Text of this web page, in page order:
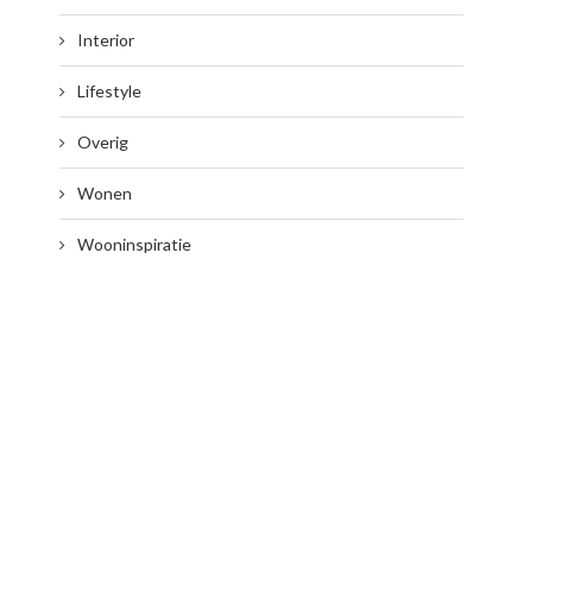
Interior
Lifestyle
Overig
Wonen
Wooninspiratie